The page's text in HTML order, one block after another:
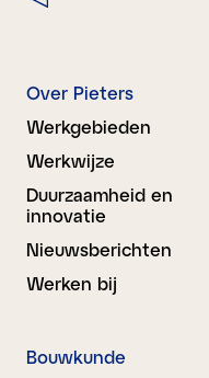
Over Pieters
Werkgebieden
Werkwijze
Duurzaamheid en
innovatie
Nieuwsberichten
Werken bij
Bouwkunde